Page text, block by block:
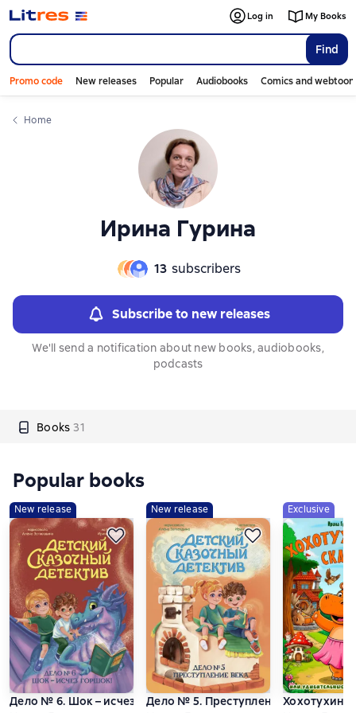
Find
Log in My Books
Promo code New releases Popular Audiobooks Comics and
Home
Ирина Гурина
13 subscribers
Subscribe to new releases
We'll send a notification about new books, audiobooks,
podcasts
Books 31
Слайдер с книгами
Popular books
New release
Дело № 6. Шок – исчез горшок!
New release
Дело № 5. Преступление Века
Exclusive
Слайдер с книгами